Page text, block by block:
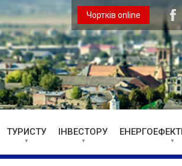
Чортків online
ТУРИСТУ ІНВЕСТОРУ